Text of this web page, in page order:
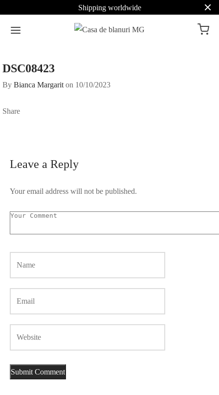
Shipping worldwide
DSC08423
By Bianca Margarit on 10/10/2023
Share
Leave a Reply
Your email address will not be published.